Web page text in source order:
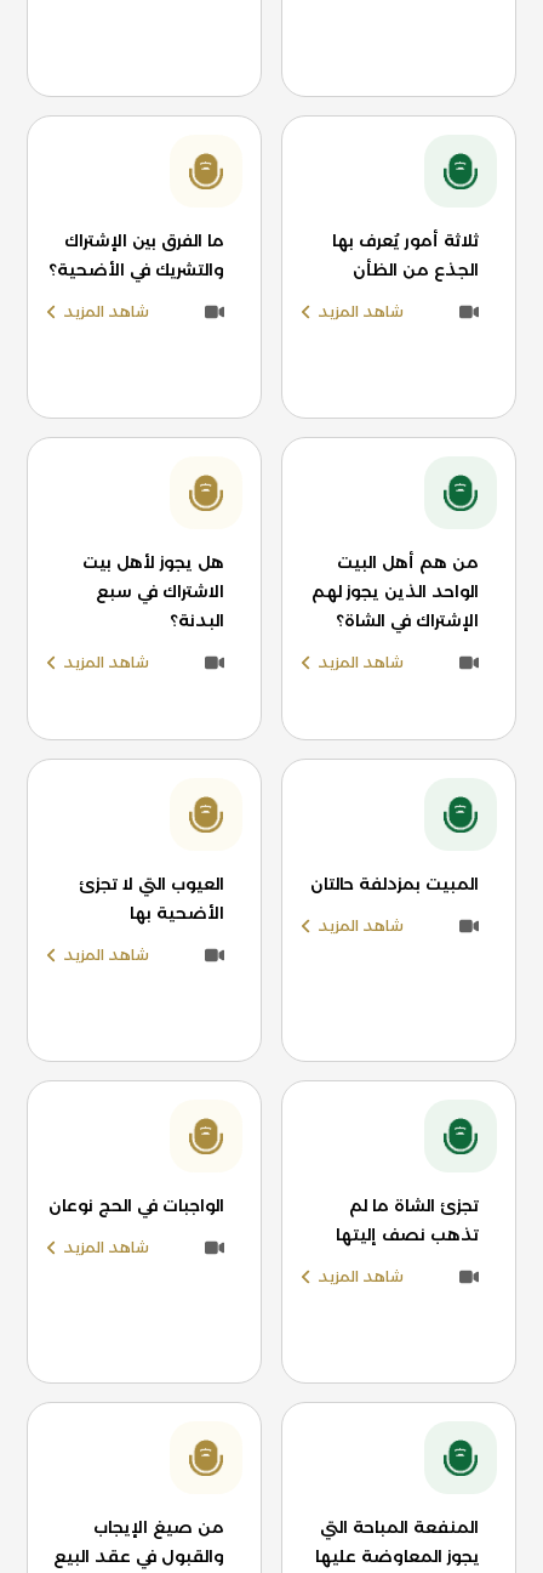
ثلاثة أمور يُعرف بها
الجذع من الظأن
شاهد المزيد
ما الفرق بين الإشتراك
والتشريك في الأضحية؟
شاهد المزيد
من هم أهل البيت
الواحد الذين يجوز لهم
الإشتراك في الشاة؟
شاهد المزيد
هل يجوز لأهل بيت
الاشتراك في سبع
البدنة؟
شاهد المزيد
المبيت بمزدلفة حالتان
شاهد المزيد
العيوب التي لا تجزئ
الأضحية بها
شاهد المزيد
تجزئ الشاة ما لم
تذهب نصف إليتها
شاهد المزيد
الواجبات في الحج نوعان
شاهد المزيد
المنفعة المباحة التي
يجوز المعاوضة عليها
من صيغ الإيجاب
والقبول في عقد البيع